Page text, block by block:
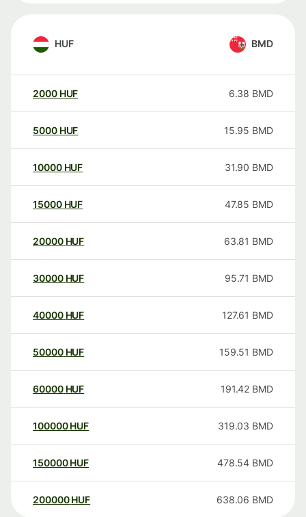
HUF BMD
2000 HUF 6.38 BMD
5000 HUF 15.95 BMD
10000 HUF 31.90 BMD
15000 HUF 47.85 BMD
20000 HUF 63.81 BMD
30000 HUF 95.71 BMD
40000 HUF 127.61 BMD
50000 HUF 159.51 BMD
60000 HUF 191.42 BMD
100000 HUF 319.03 BMD
150000 HUF 478.54 BMD
200000 HUF 638.06 BMD